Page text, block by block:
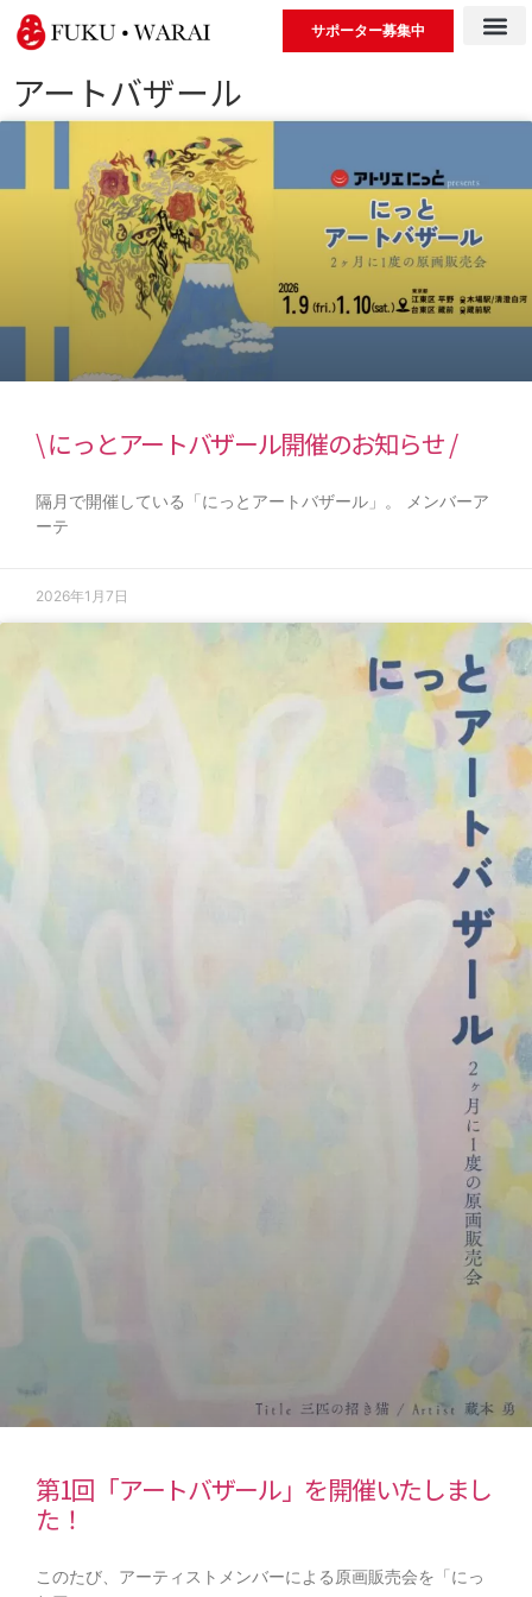
サポーター募集中
アートバザール
\ にっとアートバザール開催のお知らせ /
隔月で開催している「にっとアートバザール」。 メンバーア
ーテ
2026年1月7日
第1回「アートバザール」を開催いたしまし
た！
このたび、アーティストメンバーによる原画販売会を「にっ